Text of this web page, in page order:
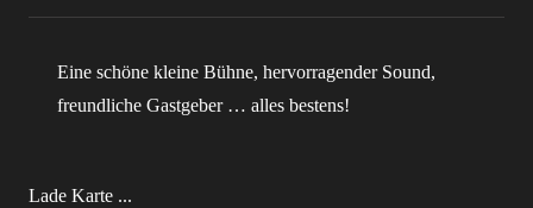
Eine schöne kleine Bühne, hervorragender Sound,
freundliche Gastgeber … alles bestens!
Lade Karte ...